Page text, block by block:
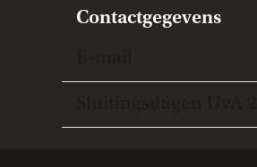
Contactgegevens